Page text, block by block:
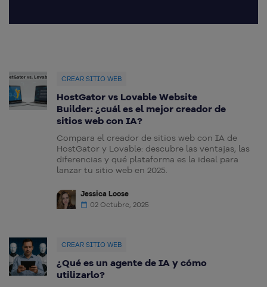
CREAR SITIO WEB
HostGator vs Lovable Website
Builder: ¿cuál es el mejor creador de
sitios web con IA?
Compara el creador de sitios web con IA de
HostGator y Lovable: descubre las ventajas, las
diferencias y qué plataforma es la ideal para
lanzar tu sitio web en 2025.
Jessica Loose
02 Octubre, 2025
CREAR SITIO WEB
¿Qué es un agente de IA y cómo
utilizarlo?